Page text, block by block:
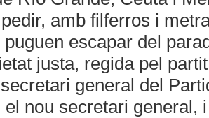
amb filferros i
puguen escapar del
justa, regida pel
secretari general del
el nou secretari general,